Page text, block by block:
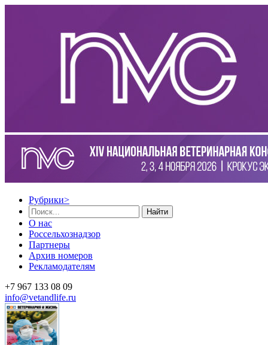
Рубрики>
Найти
О нас
Россельхознадзор
Партнеры
Архив номеров
Рекламодателям
+7 967 133 08 09
info@vetandlife.ru